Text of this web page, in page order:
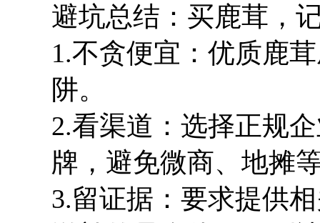
避坑总结：买鹿茸，
1.不贪便宜：优质鹿
阱。
2.看渠道：选择正规
牌，避免微商、地摊
3.留证据：要求提供